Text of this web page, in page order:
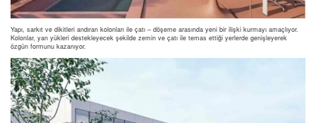
Yapı, sarkıt ve dikitleri andıran kolonları ile çatı – döşeme arasında yeni bir ilişki kurmayı amaçlıyor.
Kolonlar, yan yükleri destekleyecek şekilde zemin ve çatı ile temas ettiği yerlerde genişleyerek
özgün formunu kazanıyor.